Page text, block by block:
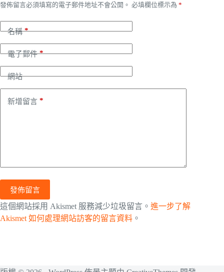
發佈留言必須填寫的電子郵件地址不會公開。 必填欄位標示為 *
名稱*
電子郵件*
網站
新增留言 *
發佈留言
這個網站採用 Akismet 服務減少垃圾留言。 進一步了解
Akismet 如何處理網站訪客的留言資料 。